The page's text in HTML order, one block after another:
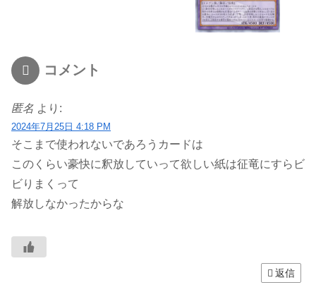
コメント
匿名 より:
2024年7月25日 4:18 PM
そこまで使われないであろうカードは
このくらい豪快に釈放していって欲しい紙は征竜にすらビ
ビりまくって
解放しなかったからな
返信